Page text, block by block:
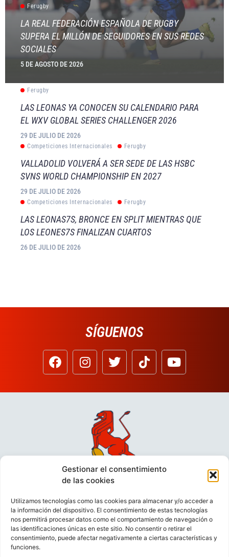
Gestionar el consentimiento
de las cookies
Utilizamos tecnologías como las cookies para almacenar y/o acceder a
la información del dispositivo. El consentimiento de estas tecnologías
nos permitirá procesar datos como el comportamiento de navegación o
las identificaciones únicas en este sitio. No consentir o retirar el
consentimiento, puede afectar negativamente a ciertas características y
funciones.
Ferugby
LA REAL FEDERACIÓN ESPAÑOLA DE RUGBY
SUPERA EL MILLÓN DE SEGUIDORES EN SUS REDES
SOCIALES
5 DE AGOSTO DE 2026
Ferugby
LAS LEONAS YA CONOCEN SU CALENDARIO PARA
EL WXV GLOBAL SERIES CHALLENGER 2026
29 DE JULIO DE 2026
Competiciones Internacionales Ferugby
VALLADOLID VOLVERÁ A SER SEDE DE LAS HSBC
SVNS WORLD CHAMPIONSHIP EN 2027
29 DE JULIO DE 2026
Competiciones Internacionales Ferugby
LAS LEONAS7S, BRONCE EN SPLIT MIENTRAS QUE
LOS LEONES7S FINALIZAN CUARTOS
26 DE JULIO DE 2026
SÍGUENOS